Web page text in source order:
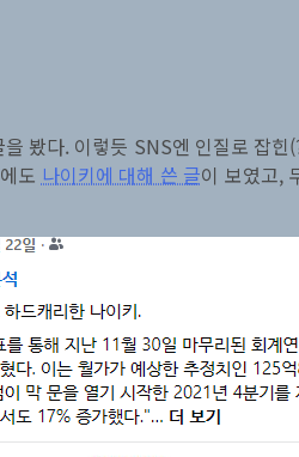
봤다. 이렇듯 SNS엔 인질로 잡
도 나이키에 대해 쓴 글이 보였고,